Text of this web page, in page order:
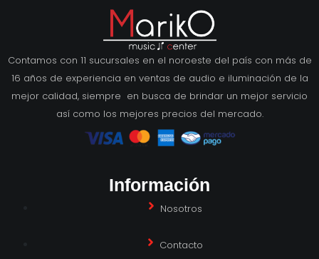
Contamos con 11 sucursales en el noroeste del país con más de
16 años de experiencia en ventas de audio e iluminación de la
mejor calidad, siempre en busca de brindar un mejor servicio
así como los mejores precios del mercado.
Información
Nosotros
Contacto